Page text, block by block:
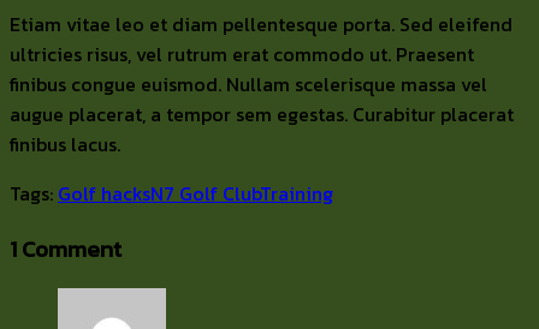
Etiam vitae leo et diam pellentesque porta. Sed eleifend
ultricies risus, vel rutrum erat commodo ut. Praesent
finibus congue euismod. Nullam scelerisque massa vel
augue placerat, a tempor sem egestas. Curabitur placerat
finibus lacus.
Tags: Golf hacksN7 Golf ClubTraining
1 Comment